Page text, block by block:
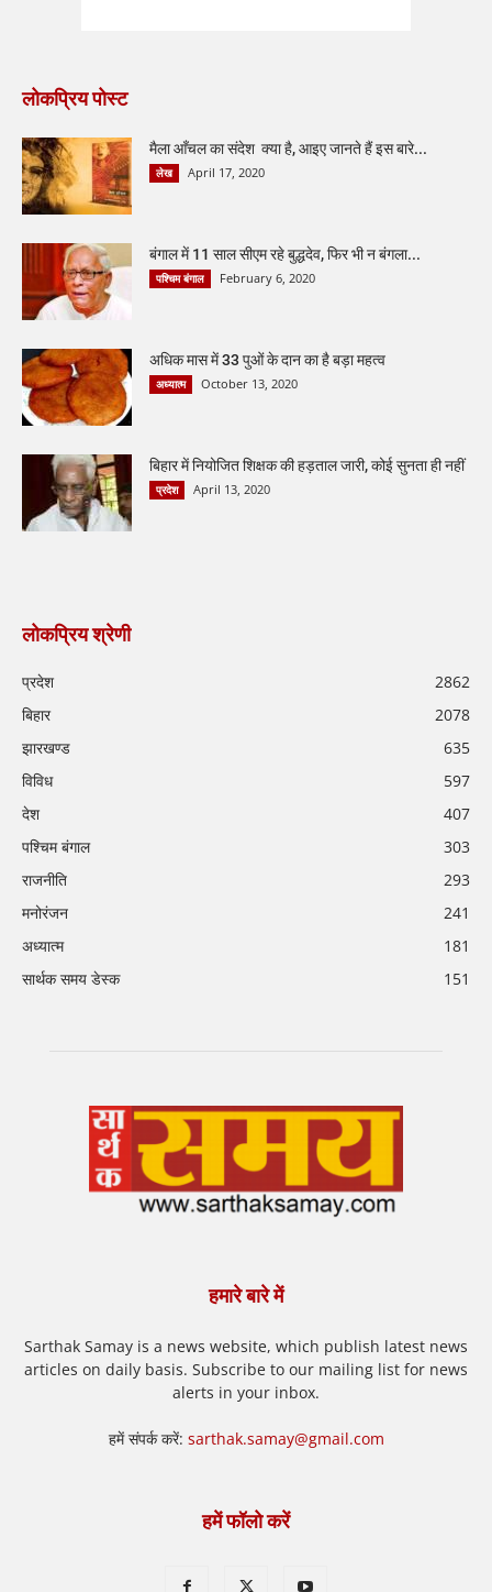
लोकप्रिय पोस्ट
मैला आँचल का संदेश क्या है, आइए जानते हैं इस बारे...
लेख April 17, 2020
बंगाल में 11 साल सीएम रहे बुद्धदेव, फिर भी न बंगला...
पश्चिम बंगाल February 6, 2020
अधिक मास में 33 पुओं के दान का है बड़ा महत्व
अध्यात्म October 13, 2020
बिहार में नियोजित शिक्षक की हड़ताल जारी, कोई सुनता ही नहीं
प्रदेश April 13, 2020
लोकप्रिय श्रेणी
प्रदेश
2862
बिहार
2078
झारखण्ड
635
विविध
597
देश
407
पश्चिम बंगाल
303
राजनीति
293
मनोरंजन
241
अध्यात्म
181
सार्थक समय डेस्क
151
हमारे बारे में
Sarthak Samay is a news website, which publish latest news
articles on daily basis. Subscribe to our mailing list for news
alerts in your inbox.
हमें संपर्क करें: sarthak.samay@gmail.com
हमें फॉलो करें